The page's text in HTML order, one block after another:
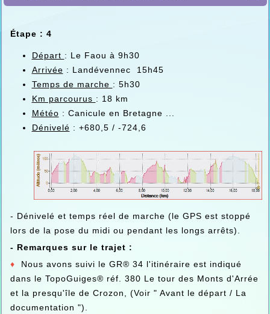
Étape : 4
Départ : Le Faou à 9h30
Arrivée : Landévennec 15h45
Temps de marche : 5h30
Km parcourus : 18 km
Météo : Canicule en Bretagne ...
Dénivelé : +680,5 / -724,6
- Dénivelé et temps réel de marche (le GPS est stoppé
lors de la pose du midi ou pendant les longs arrêts).
- Remarques sur le trajet :
♦ Nous avons suivi le GR® 34 l'itinéraire est indiqué
dans le TopoGuiges® réf. 380 Le tour des Monts d'Arrée
et la presqu'île de Crozon, (Voir " Avant le départ / La
documentation ").